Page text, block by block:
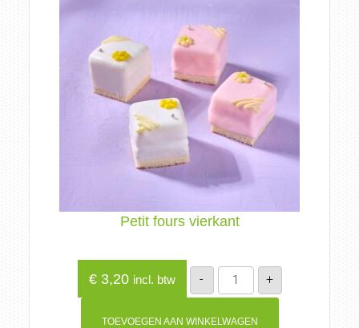
Petit fours vierkant
€3,20 incl. btw -
Petit
fours
vierkant
+
TOEVOEGEN AAN WINKELWAGEN